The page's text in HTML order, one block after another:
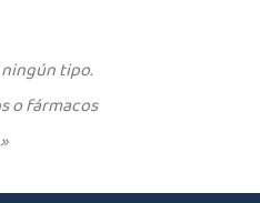
tipo.
o fármacos